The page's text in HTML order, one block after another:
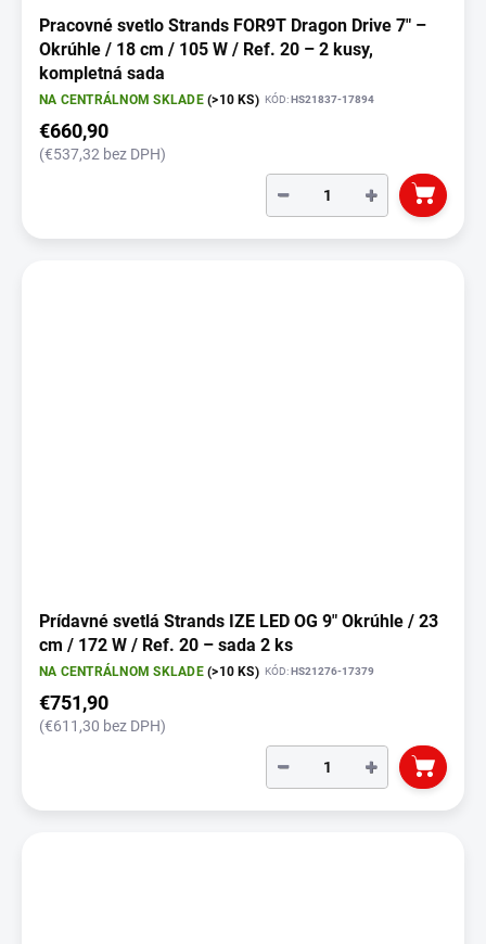
Pracovné svetlo Strands FOR9T Dragon Drive 7" –
Okrúhle / 18 cm / 105 W / Ref. 20 – 2 kusy,
kompletná sada
NA CENTRÁLNOM SKLADE(>10 KS) KÓD:HS21837-17894
€660,90
(€537,32 bez DPH)
+
−
Prídavné svetlá Strands IZE LED OG 9" Okrúhle / 23
cm / 172 W / Ref. 20 – sada 2 ks
NA CENTRÁLNOM SKLADE(>10 KS) KÓD: HS21276-17379
€751,90
(€611,30 bez DPH)
+
−